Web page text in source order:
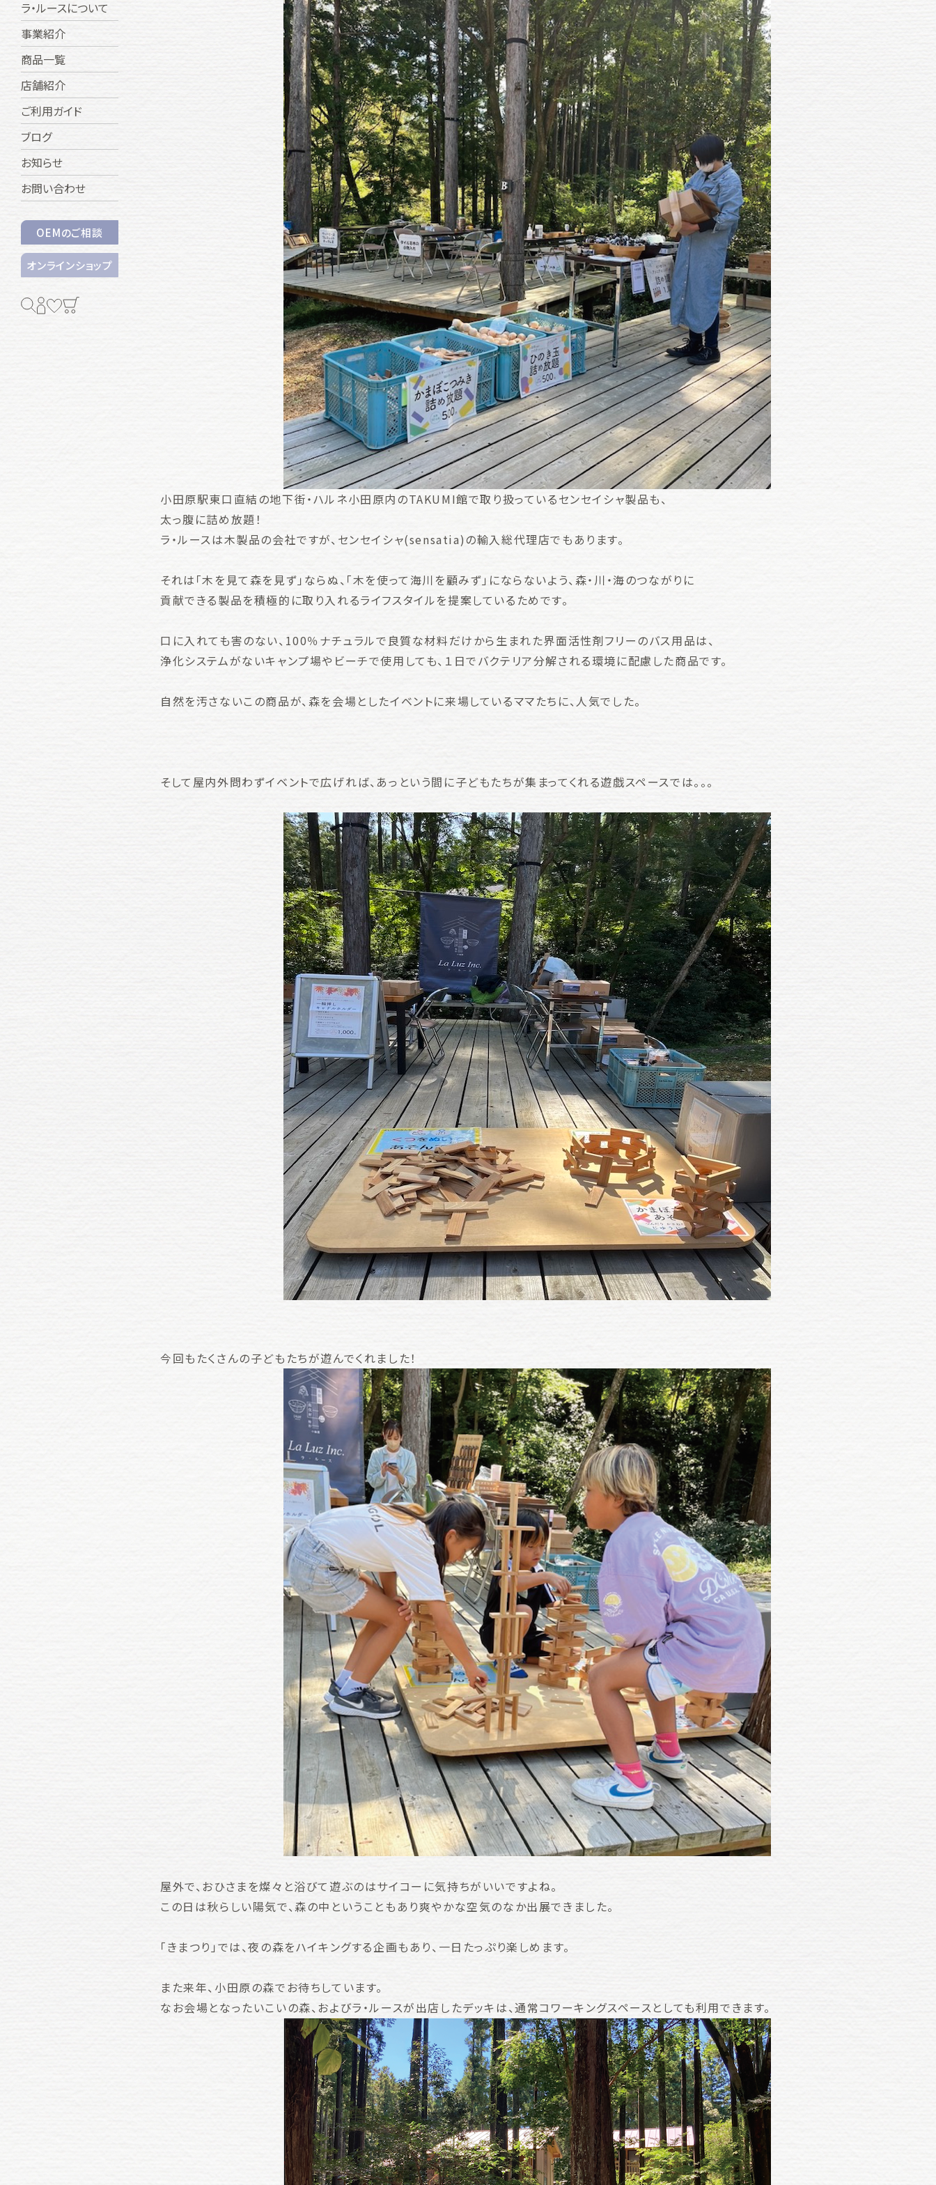
ラ・ルースについて
事業紹介
商品一覧
店舗紹介
ご利用ガイド
ブログ
お知らせ
お問い合わせ
OEMのご相談
オンラインショップ
小田原駅東口直結の地下街・ハルネ小田原内のTAKUMI館で取り扱っているセンセイシャ製品も、
太っ腹に詰め放題！
ラ・ルースは木製品の会社ですが、センセイシャ(sensatia)の輸入総代理店でもあります。
それは「木を見て森を見ず」ならぬ、「木を使って海川を顧みず」にならないよう、森・川・海のつながりに
貢献できる製品を積極的に取り入れるライフスタイルを提案しているためです。
口に入れても害のない、100％ナチュラルで良質な材料だけから生まれた界面活性剤フリーのバス用品は、
浄化システムがないキャンプ場やビーチで使用しても、１日でバクテリア分解される環境に配慮した商品です。
自然を汚さないこの商品が、森を会場としたイベントに来場しているママたちに、人気でした。
そして屋内外問わずイベントで広げれば、あっという間に子どもたちが集まってくれる遊戯スペースでは。。。
今回もたくさんの子どもたちが遊んでくれました！
屋外で、おひさまを燦々と浴びて遊ぶのはサイコーに気持ちがいいですよね。
この日は秋らしい陽気で、森の中ということもあり爽やかな空気のなか出展できました。
「きまつり」では、夜の森をハイキングする企画もあり、一日たっぷり楽しめます。
また来年、小田原の森でお待ちしています。
なお会場となったいこいの森、およびラ・ルースが出店したデッキは、通常コワーキングスペースとしても利用できます。